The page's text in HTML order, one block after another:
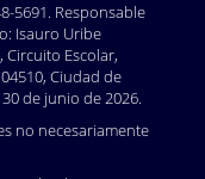
5691. Responsable
Isauro Uribe
Circuito Escolar,
Ciudad de
de junio de 2026.
no necesariamente